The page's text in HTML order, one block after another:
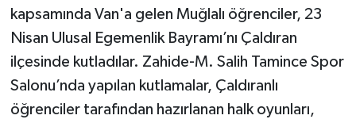
kapsamında Van'a gelen Muğlalı öğrenciler, 23
Nisan Ulusal Egemenlik Bayramı’nı Çaldıran
ilçesinde kutladılar. Zahide-M. Salih Tamince Spor
Salonu’nda yapılan kutlamalar, Çaldıranlı
öğrenciler tarafından hazırlanan halk oyunları,